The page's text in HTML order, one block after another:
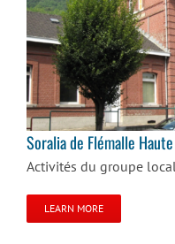
Soralia
Soralia de Flémalle Haute
Activités du groupe
LEARN MORE